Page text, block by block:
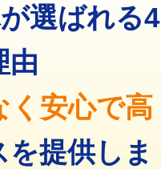
38,500円
27,500円
38,500円
16,500円
現場見積
8,800円
11,000円
22,000円
33,000円
選ばれる4
由
く安心で高
提供しま